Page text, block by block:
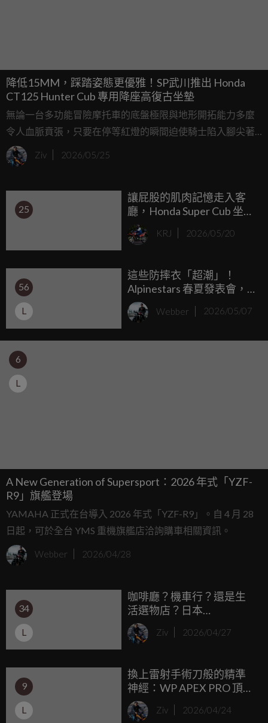
降低15MM，踩踏姿態更優雅！SP武川推出 Honda
CT125 Hunter Cub 專用降座高復古坐墊
無論一台多功能冒險摩托車的底盤極限與地形開拓能力多麼
令人血脈賁張，只要在停等紅燈的瞬間迫使騎士陷入腳尖著
地的窘境，那種機械所帶來的浪漫情懷，便會在頃刻間被地
心引力帶來的恐懼所吞噬；近年風靡全球的 Honda CT125
那為了跨越惡劣地形而刻意拉高至 165mm 的離地高，連帶將
坐墊高度推升到了 800mm 的門檻，這對於身形較為嬌小、或
是習慣雙腳踏實踩地的騎士而言，無疑是一道無形卻沉重的
心理壁壘。
Ziv 2026/05/25
25
讓屁股的肌肉記憶走入客
廳，Honda Super Cub 坐墊
化身限量 100 張的「經典
家具」！
KRJ 2026/05/20
56
L
這些防摔衣「超潮」！
Alpinestars 春夏發表會，
全新旗艦帽 Supertech R7
首度登台、新款連身皮衣 3
Webber 2026/05/07
6
L
A New Generation of Supersport：2026 年式「YZF-
R9」旗艦登場
YAMAHA 正式在台導入 2026 年式「YZF-R9」。自 4 月 28
日起，可於全台 YMS 重機旗艦店洽詢購車相關資訊。
Webber 2026/04/28
34
L
咖啡廳？機車行？還是生
活選物店？日本
HONDA「Cub HOUSE」
首店開幕，小車騎士的靈
Ziv 2026/04/27
9
L
換上雷射手術刀般的精準
神經：WP APEX PRO 頂級
避震套件全面下放 KTM
1390 Super Duke 家族
Ziv 2026/04/24